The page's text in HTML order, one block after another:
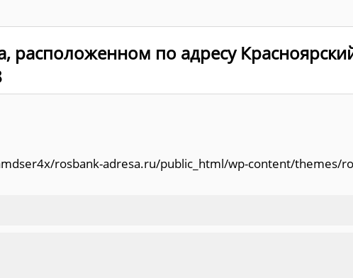
расположенном по адресу
rosbank-adresa.ru/public_html/wp-content/themes/